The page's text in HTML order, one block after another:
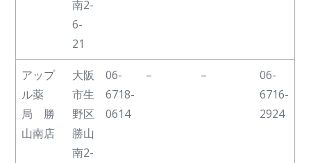
南2-
6-
21
アップ
ル薬
局 勝
山南店
大阪
市生
野区
勝山
南2-
06-
6718-
0614
– –
06-
6716-
2924